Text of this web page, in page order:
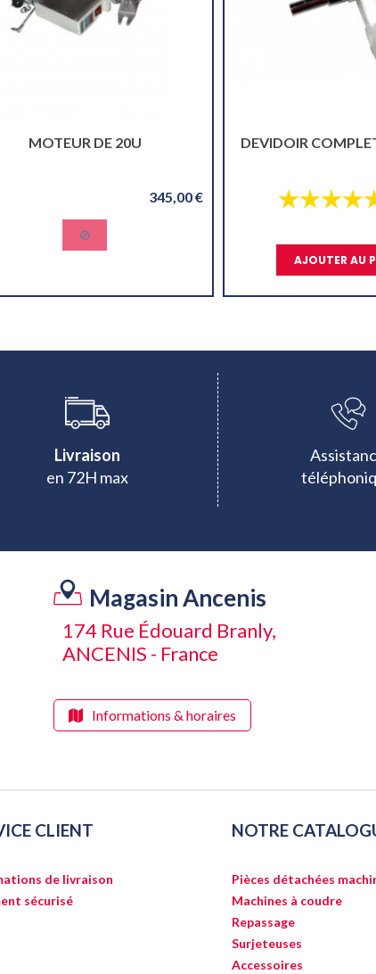
MOTEUR DE 20U
345,00 €
DEVIDOIR
AJOUTER AU
Livraison
en 72H max
Magasin Ancenis
174 Rue Édouard Branly,
ANCENIS - France
Informations & horaires
CLIENT
de livraison
sécurisé
NOTRE
Pièces détachées
Machines à coudre
Repassage
Surjeteuses
Accessoires